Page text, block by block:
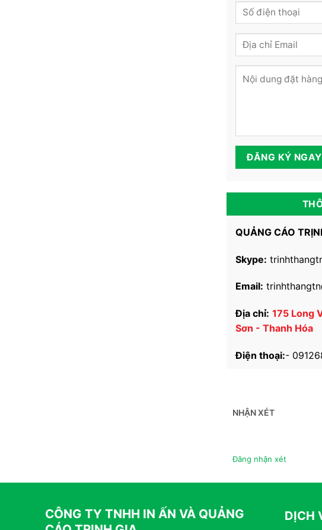
QUẢNG CÁO
Skype:
Email:
Địa chỉ: 175 Long
Sơn - Thanh Hóa
Điện thoại:-
NHẬN XÉT
Đăng nhận xét
CÔNG TY TNHH IN ẤN VÀ QUẢNG
DỊCH